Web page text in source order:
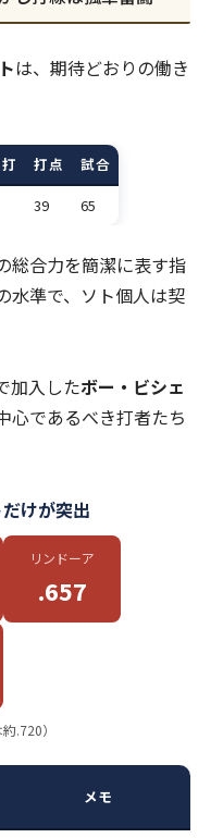
は、期待どおりの働き
打点
試合
39 65
総合力を簡潔に表す指
水準で、ソト個人は契
加入したボー・ビシェ
心であるべき打者たち
けが突出
リンドーア
.657
.720）
メモ